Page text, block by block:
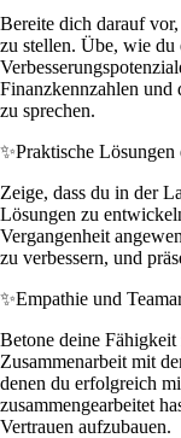
Bereite dich darauf
zu stellen. Übe, wie du
Finanzkennzahlen und
zu sprechen.
✨Praktische
Zeige, dass du in der
Lösungen zu
Vergangenheit
zu verbessern, und
✨Empathie und
Betone deine
Zusammenarbeit mit
denen du erfolgreich
zusammengearbeitet
Vertrauen aufzubauen.